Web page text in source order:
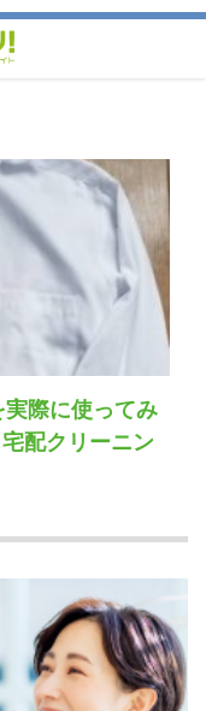
実際に使ってみ
配クリーニン